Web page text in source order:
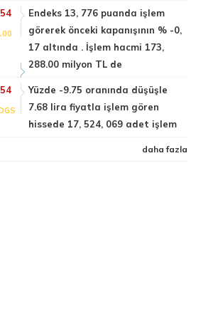
Endeks 13, 776 puanda işlem
görerek önceki kapanışının % -0,
17 altında . İşlem hacmi 173,
288.00 milyon TL de
Yüzde -9.75 oranında düşüşle
7.68 lira fiyatla işlem gören
hissede 17, 524, 069 adet işlem
daha fazla